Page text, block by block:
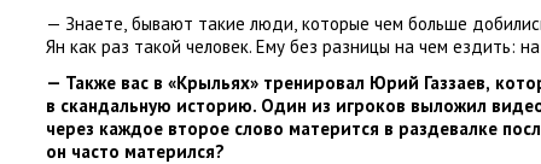
— Знаете, бывают такие люди, которые чем больше
Ян как раз такой человек. Ему без разницы на чем ездить:
— Также вас в «Крыльях» тренировал Юрий Газзаев,
в скандальную историю. Один из игроков выложил
через каждое второе слово матерится в раздевалке
он часто матерился?